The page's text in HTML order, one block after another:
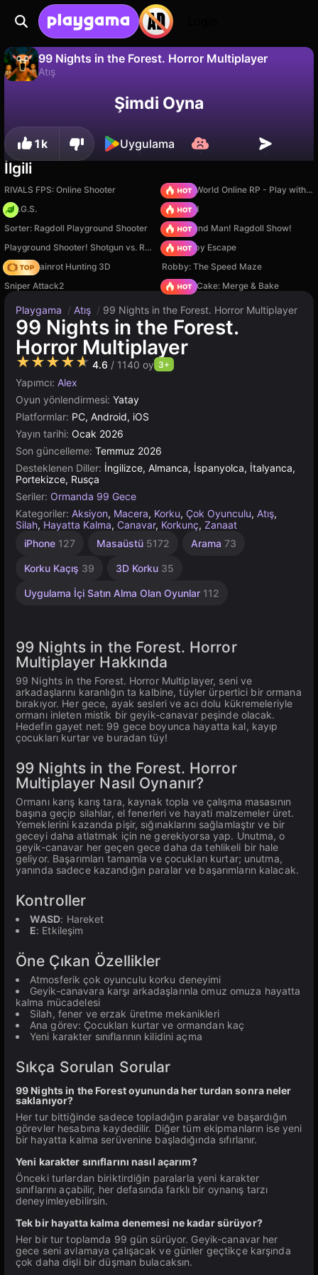
99 Nights in the Forest. Horror Multiplayer
Atış
İlerlemeyi kaydet! Hayır
Şimdi Oyna
1k Uygulama
İlgili
RIVALS FPS: Online Shooter
Sprunki World Online RP - Play with Friends!
H.O.G.S.
TB World
Sorter: Ragdoll Playground Shooter
Playground Man! Ragdoll Show!
Playground Shooter! Shotgun vs. Ragdolls!
Your Obby Escape
Italian Brainrot Hunting 3D
Robby: The Speed Maze
Sniper Attack2
Piece of Cake: Merge & Bake
Playgama / Atış / 99 Nights in the Forest. Horror Multiplayer
99 Nights in the Forest.
Horror Multiplayer
★★★★★ 4.6 / 1140 oy 3+
Yapımcı: Alex
Oyun yönlendirmesi: Yatay
Platformlar: PC, Android, iOS
Yayın tarihi: Ocak 2026
Son güncelleme: Temmuz 2026
Desteklenen Diller: İngilizce, Almanca, İspanyolca, İtalyanca,
Portekizce, Rusça
Seriler: Ormanda 99 Gece
Kategoriler: Aksiyon, Macera, Korku, Çok Oyunculu, Atış,
Silah, Hayatta Kalma, Canavar, Korkunç, Zanaat
iPhone 127 Masaüstü 5172 Arama 73
Korku Kaçış 39 3D Korku 35
Uygulama İçi Satın Alma Olan Oyunlar 112
99 Nights in the Forest. Horror
Multiplayer Hakkında
99 Nights in the Forest. Horror Multiplayer, seni ve
arkadaşlarını karanlığın ta kalbine, tüyler ürpertici bir ormana
bırakıyor. Her gece, ayak sesleri ve acı dolu kükremeleriyle
ormanı inleten mistik bir geyik-canavar peşinde olacak.
Hedefin gayet net: 99 gece boyunca hayatta kal, kayıp
çocukları kurtar ve buradan tüy!
99 Nights in the Forest. Horror
Multiplayer Nasıl Oynanır?
Ormanı karış karış tara, kaynak topla ve çalışma masasının
başına geçip silahlar, el fenerleri ve hayati malzemeler üret.
Yemeklerini kazanda pişir, sığınaklarını sağlamlaştır ve bir
geceyi daha atlatmak için ne gerekiyorsa yap. Unutma, o
geyik-canavar her geçen gece daha da tehlikeli bir hale
geliyor. Başarımları tamamla ve çocukları kurtar; unutma,
yanında sadece kazandığın paralar ve başarımların kalacak.
Kontroller
WASD: Hareket
E: Etkileşim
Öne Çıkan Özellikler
Atmosferik çok oyunculu korku deneyimi
Geyik-canavara karşı arkadaşlarınla omuz omuza hayatta
kalma mücadelesi
Silah, fener ve erzak üretme mekanikleri
Ana görev: Çocukları kurtar ve ormandan kaç
Yeni karakter sınıflarının kilidini açma
Sıkça Sorulan Sorular
99 Nights in the Forest oyununda her turdan sonra neler
saklanıyor?
Her tur bittiğinde sadece topladığın paralar ve başardığın
görevler hesabına kaydedilir. Diğer tüm ekipmanların ise yeni
bir hayatta kalma serüvenine başladığında sıfırlanır.
Yeni karakter sınıflarını nasıl açarım?
Önceki turlardan biriktirdiğin paralarla yeni karakter
sınıflarını açabilir, her defasında farklı bir oynanış tarzı
deneyimleyebilirsin.
Tek bir hayatta kalma denemesi ne kadar sürüyor?
Her bir tur toplamda 99 gün sürüyor. Geyik-canavar her
gece seni avlamaya çalışacak ve günler geçtikçe karşında
çok daha dişli bir düşman bulacaksın.